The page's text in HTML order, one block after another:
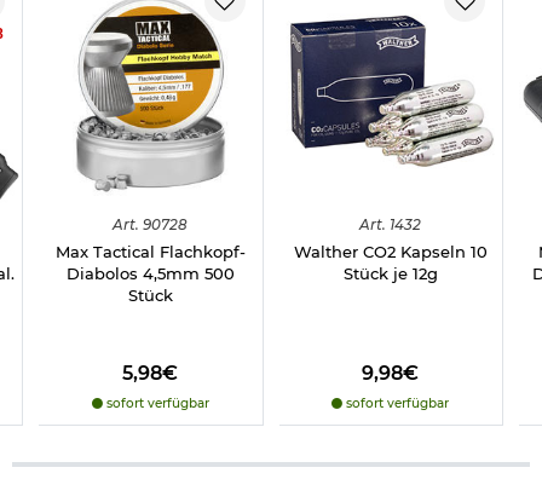
Art. 90728
Max Tactical Flachkopf-
Diabolos 4,5mm 500
Stück
5,98€
sofort verfügbar
Art. 1432
Walther CO2 Kapseln 10
Stück je 12g
9,98€
sofort verfügbar